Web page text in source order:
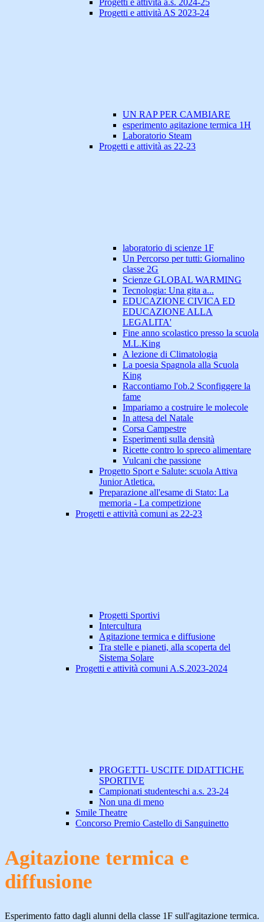
Progetti e attività a.s. 2024-25
Progetti e attività AS 2023-24
UN RAP PER CAMBIARE
esperimento agitazione termica 1H
Laboratorio Steam
Progetti e attività as 22-23
laboratorio di scienze 1F
Un Percorso per tutti: Giornalino
classe 2G
Scienze GLOBAL WARMING
Tecnologia: Una gita a...
EDUCAZIONE CIVICA ED
EDUCAZIONE ALLA
LEGALITA'
Fine anno scolastico presso la scuola
M.L.King
A lezione di Climatologia
La poesia Spagnola alla Scuola
King
Raccontiamo l'ob.2 Sconfiggere la
fame
Impariamo a costruire le molecole
In attesa del Natale
Corsa Campestre
Esperimenti sulla densità
Ricette contro lo spreco alimentare
Vulcani che passione
Progetto Sport e Salute: scuola Attiva
Junior Atletica.
Preparazione all'esame di Stato: La
memoria - La competizione
Progetti e attività comuni as 22-23
Progetti Sportivi
Intercultura
Agitazione termica e diffusione
Tra stelle e pianeti, alla scoperta del
Sistema Solare
Progetti e attività comuni A.S.2023-2024
PROGETTI- USCITE DIDATTICHE
SPORTIVE
Campionati studenteschi a.s. 23-24
Non una di meno
Smile Theatre
Concorso Premio Castello di Sanguinetto
Agitazione termica e
diffusione
Esperimento fatto dagli alunni della classe 1F sull'agitazione termica.